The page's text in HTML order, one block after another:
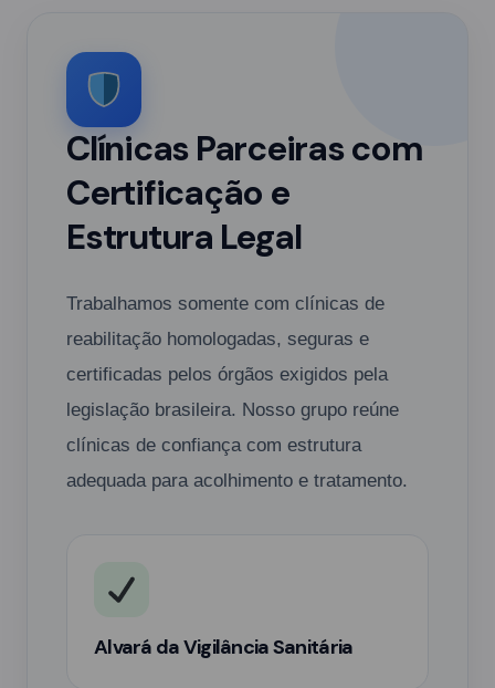
Clínicas Parceiras com
Certificação e
Estrutura Legal
Trabalhamos somente com clínicas de
reabilitação homologadas, seguras e
certificadas pelos órgãos exigidos pela
legislação brasileira. Nosso grupo reúne
clínicas de confiança com estrutura
adequada para acolhimento e tratamento.
Alvará da Vigilância Sanitária